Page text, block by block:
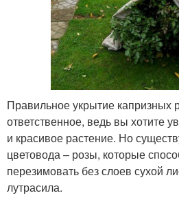
Правильное укрытие капризных
ответственное, ведь вы хотите
и красивое растение. Но
цветовода – розы, которые
перезимовать без слоев сухой
лутрасила.